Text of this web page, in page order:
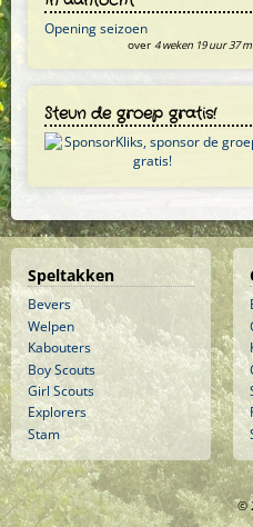
Opening seizoen
over 4 weken 19 uur 37
Steun de groep gratis!
Speltakken
Bevers
Welpen
Kabouters
Boy Scouts
Girl Scouts
Explorers
Stam
©